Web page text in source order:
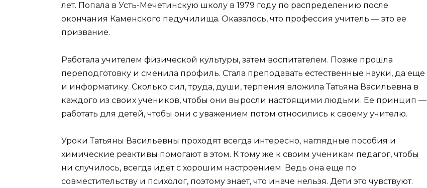
лет. Попала в Усть-Мечетинскую школу в 1979 году по распределению после
окончания Каменского педучилища. Оказалось, что профессия учитель — это ее
призвание.
Работала учителем физической культуры, затем воспитателем. Позже прошла
переподготовку и сменила профиль. Стала преподавать естественные науки, да еще
и информатику. Сколько сил, труда, души, терпения вложила Татьяна Васильевна в
каждого из своих учеников, чтобы они выросли настоящими людьми. Ее принцип —
работать для детей, чтобы они с уважением потом относились к своему учителю.
Уроки Татьяны Васильевны проходят всегда интересно, наглядные пособия и
химические реактивы помогают в этом. К тому же к своим ученикам педагог, чтобы
ни случилось, всегда идет с хорошим настроением. Ведь она еще по
совместительству и психолог, поэтому знает, что иначе нельзя. Дети это чувствуют.